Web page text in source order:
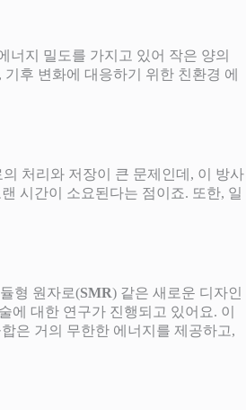
너지 밀도를 가지고 있어 작은 양의
후 변화에 대응하기 위한 친환경 에
처리와 저장이 큰 문제인데, 이 방사
시간이 소요된다는 점이죠. 또한, 일
형 원자로(SMR) 같은 새로운 디자인
대한 연구가 진행되고 있어요. 이
은 거의 무한한 에너지를 제공하고,